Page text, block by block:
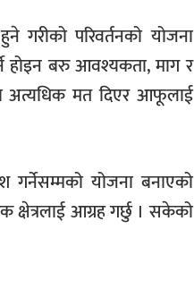
गरीको परिवर्तनको योजना
होइन बरु आवश्यकता, माग र
अत्यधिक मत दिएर आफूलाई
गर्नेसम्मको योजना बनाएको
क्षेत्रलाई आग्रह गर्छु । सकेको